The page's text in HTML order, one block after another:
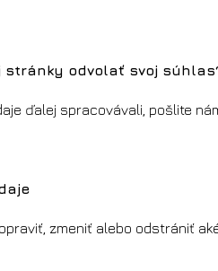
stránky odvolať svoj
ďalej spracovávali, pošlite
zmeniť alebo odstrániť